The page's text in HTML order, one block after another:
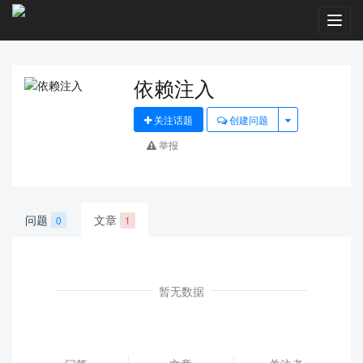
依赖注入
关注话题
创建问题
举报
问题 0 文章 1
暂无数据